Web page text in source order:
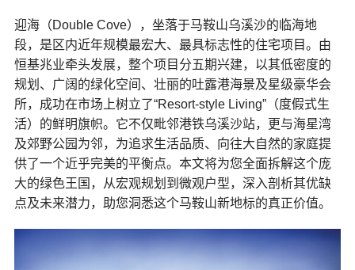
迎海（Double Cove），坐落于马鞍山乌溪沙的临海地
段，是区内近年规模最宏大、最具标志性的住宅项目。由
恒基兆业牵头发展，整个项目分五期兴建，以其低密度的
规划、广阔的绿化空间、壮丽的吐露港海景及星级豪华会
所，成功在市场上树立了“Resort-style Living”（度假式生
活）的鲜明旗帜。它不仅毗邻港铁乌溪沙站，更与海星湾
及郊野公园为邻，为追求生活品质、向往大自然的家庭提
供了一个近乎完美的平衡点。 本文将为您全面拆解这个庞
大的绿色王国，从宏观规划到微观户型，深入剖析其优缺
点及未来潜力，助您洞悉这个马鞍山新地标的真正价值。